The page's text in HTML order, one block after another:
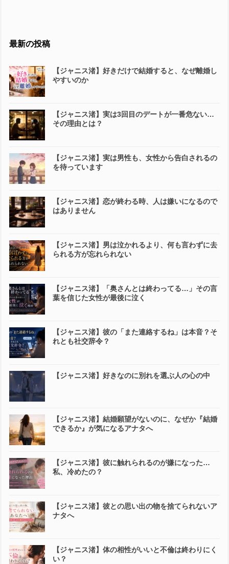
最新の投稿
【ジャニス渚】好きだけで結婚すると、なぜ離婚し
やすいのか
【ジャニス渚】実は3回目のデートが一番危ない…
その理由とは？
【ジャニス渚】実は男性も、女性から告白されるの
を待っています
【ジャニス渚】恋が終わる時、人は嫌いになるので
はありません
【ジャニス渚】男は泣かれるより、何も言わずに去
られる方が忘れられない
【ジャニス渚】「奥さんとは終わってる…」その言
葉を信じた女性が最後に泣く
【ジャニス渚】彼の「また連絡するね」は本音？そ
れとも社交辞令？
【ジャニス渚】好きなのに別れを選ぶ人の心の中
【ジャニス渚】結婚願望がないのに、なぜか『結婚
できるか』が気になるアナタへ
【ジャニス渚】彼に触れられるのが嫌になった…
私、冷めたの？
【ジャニス渚】彼との思い出の物を捨てられないア
ナタへ
【ジャニス渚】体の相性がいいと不倫は終わりにく
い？